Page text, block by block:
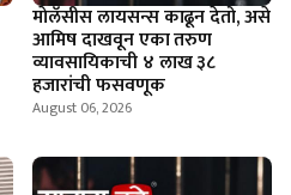
माेलॅसीस लायसन्स काढून देतो, असे
आमिष दाखवून एका तरुण
व्यावसायिकाची ४ लाख ३८
हजारांची फसवणूक
August 06, 2026